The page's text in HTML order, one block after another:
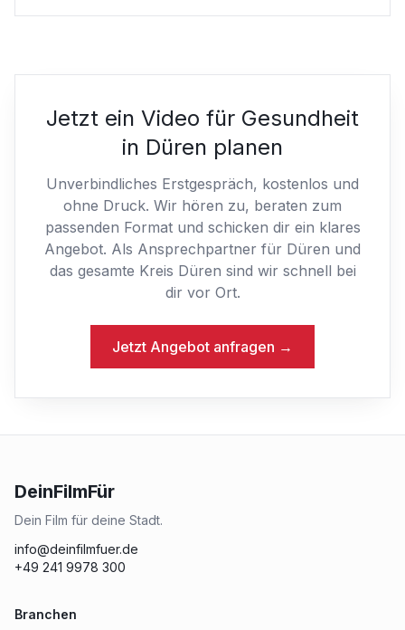
Jetzt ein Video für Gesundheit
in Düren planen
Unverbindliches Erstgespräch, kostenlos und
ohne Druck. Wir hören zu, beraten zum
passenden Format und schicken dir ein klares
Angebot. Als Ansprechpartner für Düren und
das gesamte Kreis Düren sind wir schnell bei
dir vor Ort.
Jetzt Angebot anfragen →
DeinFilmFür
Dein Film für deine Stadt.
info@deinfilmfuer.de
+49 241 9978 300
Branchen